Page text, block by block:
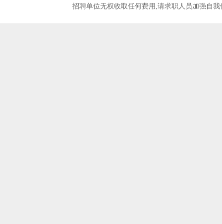
招聘单位无权收取任何费用,请求职人员加强自